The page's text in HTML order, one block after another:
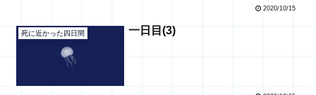
2020/10/15
死に近かった四日間 一日目(3)